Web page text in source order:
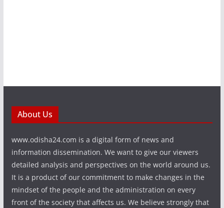
About Us
www.odisha24.com is a digital form of news and
information dissemination. We want to give our viewers
detailed analysis and perspectives on the world around us.
It is a product of our commitment to make changes in the
mindset of the people and the administration on every
front of the society that affects us. We believe strongly that